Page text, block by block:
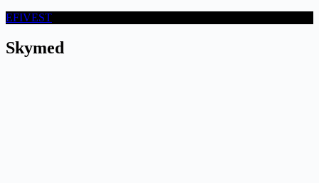
EFIVEST
Skymed